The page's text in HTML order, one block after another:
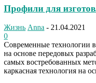
Профили для
Жизнь Anna - 21.04.2021
0
Современные технологии в
на основе передовых
самых востребованных
каркасная технология на